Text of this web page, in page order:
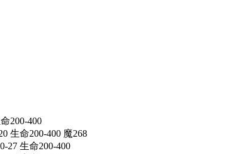
200-400
生命200-400 魔268
27 生命200-400